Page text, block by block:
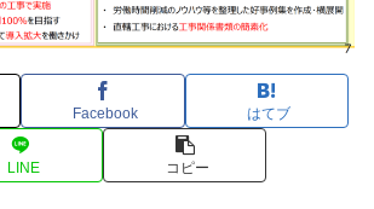
Facebook はてブ
LINE コピー